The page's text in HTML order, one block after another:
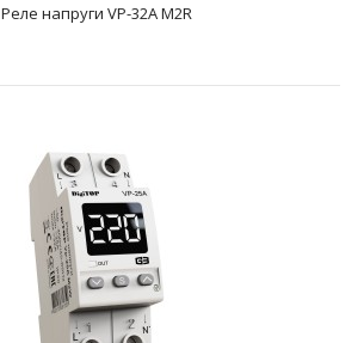
Реле напруги VP-32A M2R